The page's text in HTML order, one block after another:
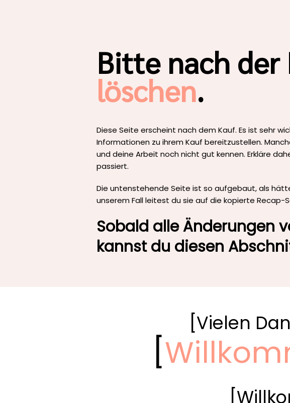
Bitte nach
löschen.
Diese Seite erscheint nach dem Kauf. Es ist sehr
Informationen zu ihrem Kauf bereitzustellen.
und deine Arbeit noch nicht gut kennen. Erkläre
passiert.
Die untenstehende Seite ist so aufgebaut, als
unserem Fall leitest du sie auf die kopierte
Sobald alle Änderungen
kannst du diesen
[Vielen